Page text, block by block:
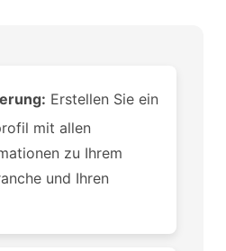
Erstellen Sie ein
mit allen
zu Ihrem
und Ihren